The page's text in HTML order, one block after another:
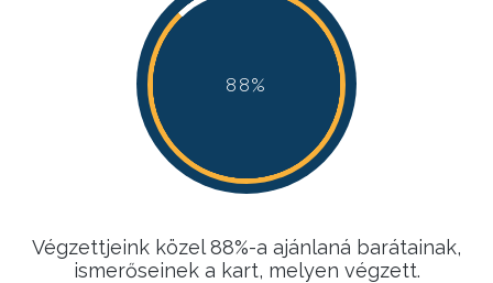
88%
88%
88%
88%
Végzettjeink közel 88%-a ajánlaná barátainak,
ismerőseinek a kart, melyen végzett.